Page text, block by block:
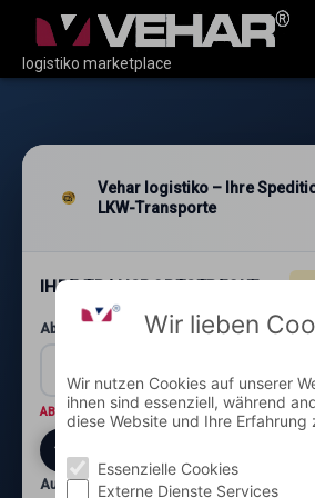
logistiko marketplace
Vehar logistiko – Ihre
LKW-Transporte
IHRE TRANSPORTSTRECKE
Abholung: Postleitzahl und Ort*
ABHOLORT Wo wird die Ware abgeholt?
Auslieferung: Postleitzahl und Ort*
Wir lieben
Wir nutzen Cookies auf unserer
ihnen sind essenziell, während
diese Website und Ihre Erfahrung
Essenzielle Cookies
Externe Dienste Services